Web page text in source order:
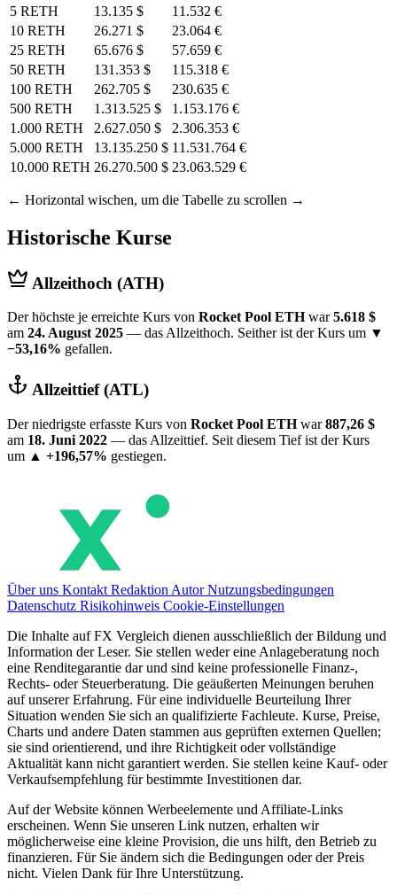
5 RETH
13.135 $
11.532 €
10 RETH
26.271 $
23.064 €
25 RETH
65.676 $
57.659 €
50 RETH
131.353 $
115.318 €
100 RETH
262.705 $
230.635 €
500 RETH
1.313.525 $
1.153.176 €
1.000 RETH
2.627.050 $
2.306.353 €
5.000 RETH
13.135.250 $ 11.531.764 €
10.000 RETH 26.270.500 $ 23.063.529 €
← Horizontal wischen, um die Tabelle zu scrollen →
Historische Kurse
Allzeithoch (ATH)
Der höchste je erreichte Kurs von Rocket Pool ETHwar5.618 $
am 24. August 2025 — das Allzeithoch. Seither ist der Kurs um ▼
−53,16% gefallen.
Allzeittief (ATL)
Der niedrigste erfasste Kurs von Rocket Pool ETHwar887,26 $
am 18. Juni 2022 — das Allzeittief. Seit diesem Tief ist der Kurs
um ▲ +196,57% gestiegen.
Über uns Kontakt Redaktion AutorNutzungsbedingungen
Datenschutz Risikohinweis Cookie-Einstellungen
Die Inhalte auf FX Vergleich dienen ausschließlich der Bildung und
Information der Leser. Sie stellen weder eine Anlageberatung noch
eine Renditegarantie dar und sind keine professionelle Finanz-,
Rechts- oder Steuerberatung. Die geäußerten Meinungen beruhen
auf unserer Erfahrung. Für eine individuelle Beurteilung Ihrer
Situation wenden Sie sich an qualifizierte Fachleute. Kurse, Preise,
Charts und andere Daten stammen aus geprüften externen Quellen;
sie sind orientierend, und ihre Richtigkeit oder vollständige
Aktualität kann nicht garantiert werden. Sie stellen keine Kauf- oder
Verkaufsempfehlung für bestimmte Investitionen dar.
Auf der Website können Werbeelemente und Affiliate-Links
erscheinen. Wenn Sie unseren Link nutzen, erhalten wir
möglicherweise eine kleine Provision, die uns hilft, den Betrieb zu
finanzieren. Für Sie ändern sich die Bedingungen oder der Preis
nicht. Vielen Dank für Ihre Unterstützung.